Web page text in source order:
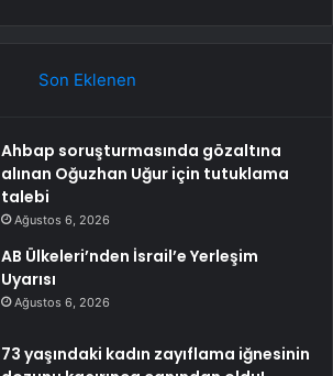
Son Eklenen
Ahbap soruşturmasında gözaltına
alınan Oğuzhan Uğur için tutuklama
talebi
Ağustos 6, 2026
AB Ülkeleri’nden İsrail’e Yerleşim
Uyarısı
Ağustos 6, 2026
73 yaşındaki kadın zayıflama iğnesinin